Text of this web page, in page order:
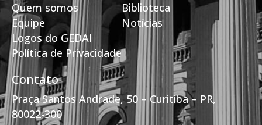
Quem somos
Equipe
Logos do GEDAI
Política de Privacidade
Biblioteca
Notícias
Contato
Praça Santos Andrade, 50 – Curitiba – PR,
80022-300